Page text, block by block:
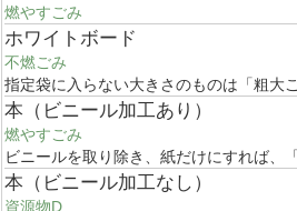
燃やすごみ
ホワイトボード
不燃ごみ
指定袋に入らない大きさのものは「粗大
本（ビニール加工あり）
燃やすごみ
ビニールを取り除き、紙だけにすれば、
本（ビニール加工なし）
資源物D